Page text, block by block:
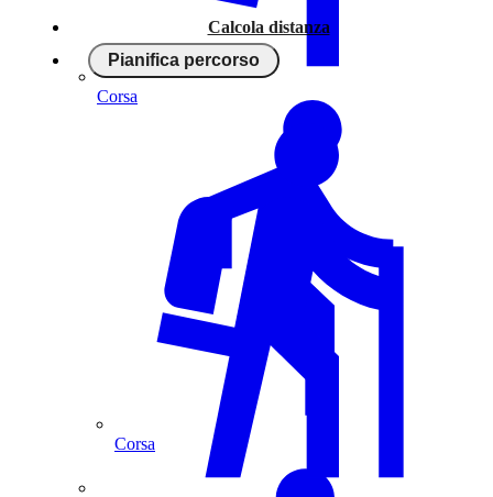
Calcola distanza
Pianifica percorso
Corsa
Corsa